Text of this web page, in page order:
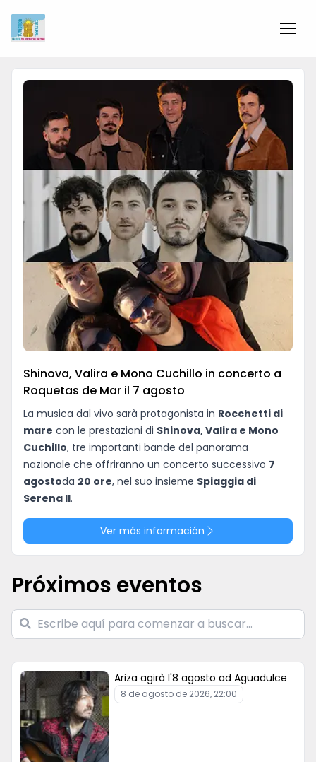
Inicio
Negocios
Colaboradores
Blog
Eventos
Ofertas e ideas para disfrutar
Idioma
Shinova, Valira e Mono Cuchillo in concerto a
Roquetas de Mar il 7 agosto
La musica dal vivo sarà protagonista in Rocchetti di
mare con le prestazioni di Shinova, Valira e Mono
Cuchillo, tre importanti bande del panorama
nazionale che offriranno un concerto successivo 7
agostoda 20 ore, nel suo insieme Spiaggia di
Serena II.
L'evento si riunirà sullo stesso scenario a tre
formazioni con stili diversi, offrendo una notte
cartello di alto livello in un ambiente di mare
Questo concerto fa parte della programmazione
culturale e musicale estiva a Roquetas de Mar,
destinazioni per godersi la musica dal vivo durante la
stagione estiva.
Informazioni sugli eventi
Artisti:Shinova, Valira e Mono Cuchillo
Data:7 agosto
Tempo:20 ore
Ver más información
Próximos eventos
Ariza agirà l'8 agosto ad Aguadulce
8 de agosto de 2026, 22:00